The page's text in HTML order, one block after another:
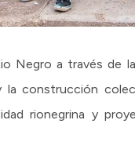
Negro a través de
construcción
rionegrina y